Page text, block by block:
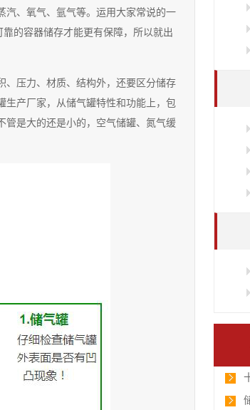
汽、氧气、氩气等。运用大家常说的一
的容器储存才能更有保障，所以就出
、压力、材质、结构外，还要区分储存
生产厂家，从储气罐特性和功能上，包
管是大的还是小的，空气储罐、氮气缓